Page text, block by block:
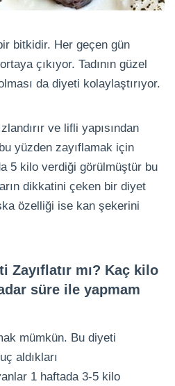
bitkidir. Her geçen gün
çıkıyor. Tadının güzel
da diyeti kolaylaştırıyor.
ve lifli yapısından
yüzden zayıflamak için
5 kilo verdiği görülmüştür bu
dikkatini çeken bir diyet
özelliği ise kan şekerini
Zayıflatır mı? Kaç kilo
süre ile yapmam
mümkün. Bu diyeti
aldıkları
1 haftada 3-5 kilo